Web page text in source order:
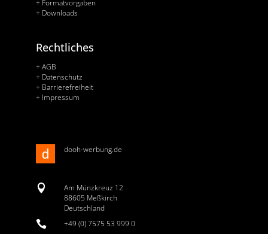
+ Formatvorgaben
+ Downloads
Rechtliches
+ AGB
+ Datenschutz
+ Barrierefreiheit
+ Impressum
dooh-werbung.de

Am Münzkreuz 12
88605 Meßkirch
Deutschland
 +49 (0) 7575 53 999 0